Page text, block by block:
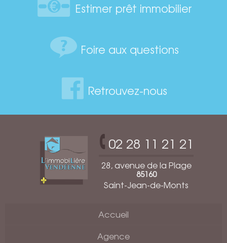
Estimer prêt immobilier
Foire aux questions
Retrouvez-nous
02 28 11 21 21
28, avenue de la Plage
85160
Saint-Jean-de-Monts
Accueil
Agence